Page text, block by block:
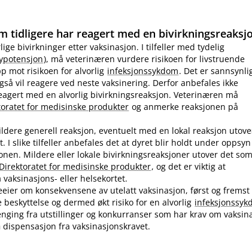
tidligere har reagert med en
bivirkninger etter vaksinasjon. I tilfeller med tydelig
), må veterinæren vurdere risikoen for livstruende
mot risikoen for alvorlig infeksjonssykdom. Det er
vil reagere ved neste vaksinering. Derfor anbefales ikke
med en alvorlig bivirkningsreaksjon. Veterinæren må
for medisinske produkter og anmerke reaksjonen på
generell reaksjon, eventuelt med en lokal reaksjon
I slike tilfeller anbefales det at dyret blir holdt under
Mildere eller lokale bivirkningsreaksjoner utover det som
Direktoratet for medisinske produkter, og det er viktig at
eller helsekortet.
om konsekvensene av utelatt vaksinasjon, først og fremst
og dermed økt risiko for en alvorlig
fra utstillinger og konkurranser som har krav om
fra vaksinasjonskravet.